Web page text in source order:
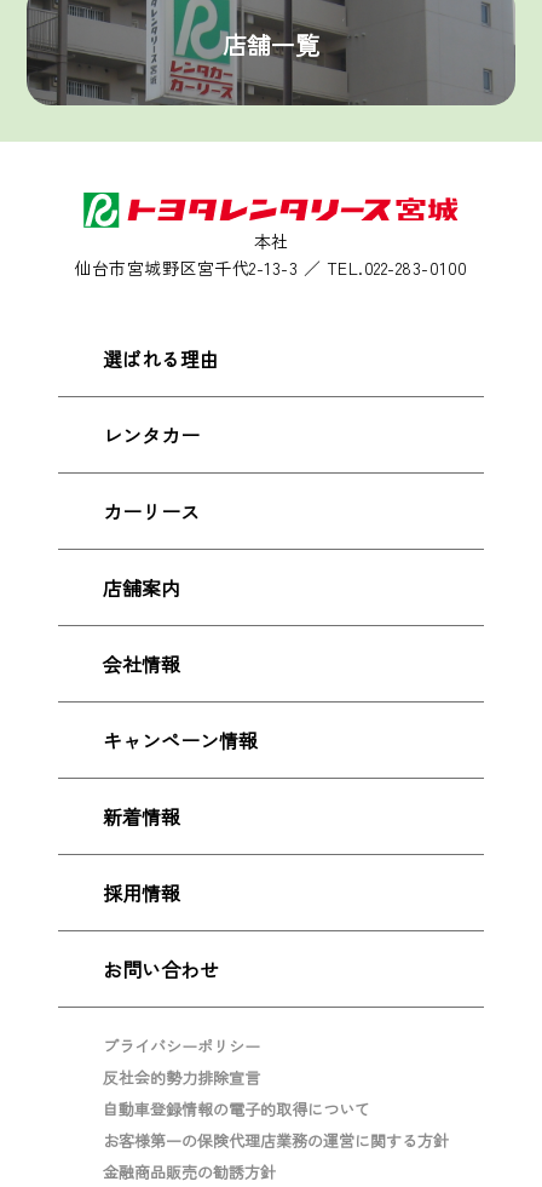
店舗一覧
本社
仙台市宮城野区宮千代2-13-3 ／ TEL.022-283-0100
選ばれる理由
レンタカー
カーリース
店舗案内
会社情報
キャンペーン情報
新着情報
採用情報
お問い合わせ
プライバシーポリシー
反社会的勢力排除宣言
自動車登録情報の電子的取得について
お客様第一の保険代理店業務の運営に関する方針
金融商品販売の勧誘方針